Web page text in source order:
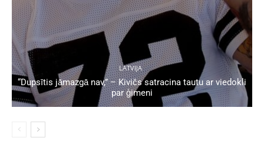
LATVIJA
“Dupsītis jāmazgā nav,” – Kivičs satracina tautu ar viedokli
par ģimeni